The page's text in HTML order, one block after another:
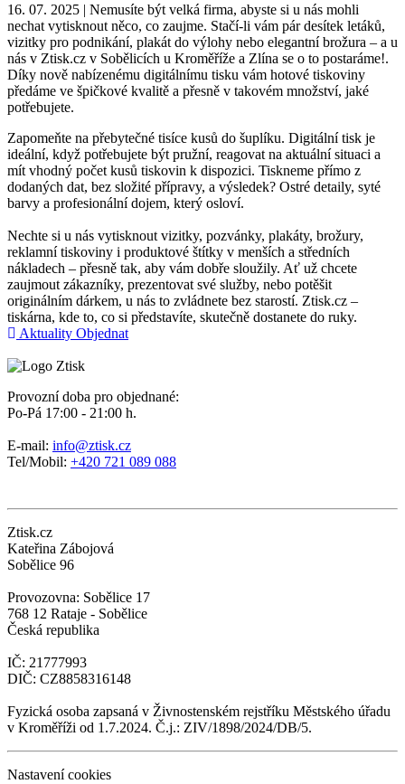
16. 07. 2025 | Nemusíte být velká firma, abyste si u nás mohli
nechat vytisknout něco, co zaujme. Stačí-li vám pár desítek letáků,
vizitky pro podnikání, plakát do výlohy nebo elegantní brožura – a u
nás v Ztisk.cz v Sobělicích u Kroměříže a Zlína se o to postaráme!.
Díky nově nabízenému digitálnímu tisku vám hotové tiskoviny
předáme ve špičkové kvalitě a přesně v takovém množství, jaké
potřebujete.
Zapomeňte na přebytečné tisíce kusů do šuplíku. Digitální tisk je
ideální, když potřebujete být pružní, reagovat na aktuální situaci a
mít vhodný počet kusů tiskovin k dispozici. Tiskneme přímo z
dodaných dat, bez složité přípravy, a výsledek? Ostré detaily, syté
barvy a profesionální dojem, který osloví.
Nechte si u nás vytisknout vizitky, pozvánky, plakáty, brožury,
reklamní tiskoviny i produktové štítky v menších a středních
nákladech – přesně tak, aby vám dobře sloužily. Ať už chcete
zaujmout zákazníky, prezentovat své služby, nebo potěšit
originálním dárkem, u nás to zvládnete bez starostí. Ztisk.cz –
tiskárna, kde to, co si představíte, skutečně dostanete do ruky.
Aktuality Objednat
Provozní doba pro objednané:
Po-Pá 17:00 - 21:00 h.
E-mail: info@ztisk.cz
Tel/Mobil: +420 721 089 088
Ztisk.cz
Kateřina Zábojová
Sobělice 96
Provozovna: Sobělice 17
768 12 Rataje - Sobělice
Česká republika
IČ: 21777993
DIČ: CZ8858316148
Fyzická osoba zapsaná v Živnostenském rejstříku Městského úřadu
v Kroměříži od 1.7.2024. Č.j.: ZIV/1898/2024/DB/5.
Nastavení cookies